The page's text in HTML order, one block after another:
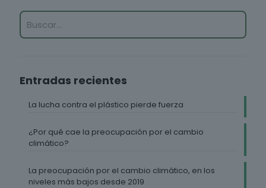
Entradas recientes
La lucha contra el plástico pierde fuerza
¿Por qué cae la preocupación por el cambio
climático?
La preocupación por el cambio climático, en los
niveles más bajos desde 2019